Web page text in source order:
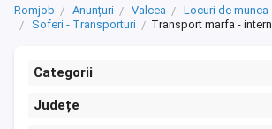
Romjob Anunțuri Valcea
Locuri de munca
Soferi - Transporturi
Transport marfa - intern
Categorii
Județe